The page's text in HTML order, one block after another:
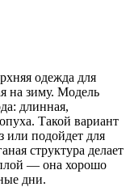
одежда для
на зиму. Модель
длинная,
Такой вариант
или подойдет для
структура делает
— она хорошо
дни.